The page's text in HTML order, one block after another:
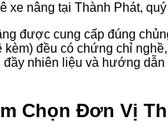
xe nâng tại Thành Phát,
được cung cấp đúng
kèm) đều có chứng chỉ
đầy nhiên liệu và hướng
Chọn Đơn Vị